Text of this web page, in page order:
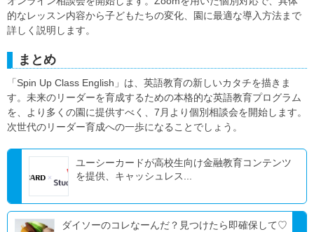
的なレッスン内容から子どもたちの変化、園に最適な導入方法まで
詳しく説明します。
まとめ
「Spin Up Class English」は、英語教育の新しいカタチを描きま
す。未来のリーダーを育成するための本格的な英語教育プログラム
を、より多くの園に提供すべく、7月より個別相談会を開始します。
次世代のリーダー育成への一歩になることでしょう。
ユーシーカードが高校生向け金融教育コンテンツ
を提供、キャッシュレス...
ダイソーのコレなーんだ？見つけたら即確保して♡